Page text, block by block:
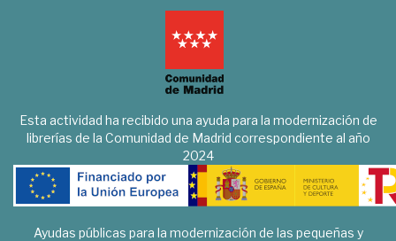
Esta actividad ha recibido una ayuda para la modernización de
librerías de la Comunidad de Madrid correspondiente al año
2024
Ayudas públicas para la modernización de las pequeñas y